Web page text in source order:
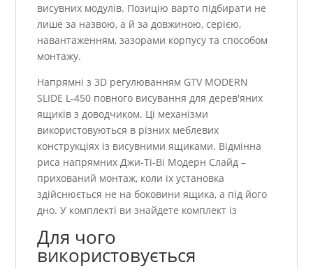
висувних модулів. Позицію варто підбирати не
лише за назвою, а й за довжиною, серією,
навантаженням, зазорами корпусу та способом
монтажу.
Напрямні з 3D регулюванням GTV MODERN
SLIDE L-450 повного висування для дерев'яних
ящиків з доводчиком. Ці механізми
використовуються в різних меблевих
конструкціях із висувними ящиками. Відмінна
риса напрямних Джи-Ті-Ві Модерн Слайд –
прихований монтаж, коли їх установка
здійснюється не на боковини ящика, а під його
дно. У комплекті ви знайдете комплект із
Для чого
використовується